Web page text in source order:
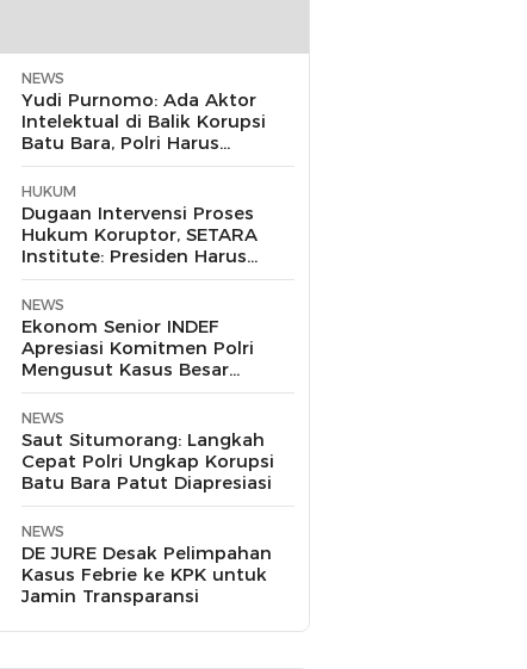
NEWS
Yudi Purnomo: Ada Aktor
Intelektual di Balik Korupsi
Batu Bara, Polri Harus
Bongkar
HUKUM
Dugaan Intervensi Proses
Hukum Koruptor, SETARA
Institute: Presiden Harus
Pastikan TNI Tak
Disalahgunakan
NEWS
Ekonom Senior INDEF
Apresiasi Komitmen Polri
Mengusut Kasus Besar
hingga Tuntas
NEWS
Saut Situmorang: Langkah
Cepat Polri Ungkap Korupsi
Batu Bara Patut Diapresiasi
NEWS
DE JURE Desak Pelimpahan
Kasus Febrie ke KPK untuk
Jamin Transparansi